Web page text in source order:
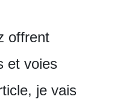
offrent
et voies
je vais